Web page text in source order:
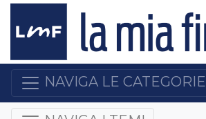
NAVIGA LE CATEGORIE